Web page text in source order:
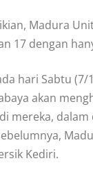
Madura
17 dengan
hari Sabtu (7/
akan
mereka, dalam
Kediri.